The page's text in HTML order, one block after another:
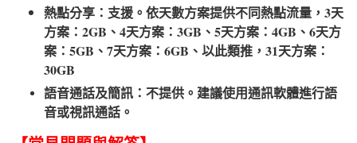
熱點分享：支援。依天數方案提供不同熱點流量，3天
方案：2GB、4天方案：3GB、5天方案：4GB、6天方
案：5GB、7天方案：6GB、以此類推，31天方案：
30GB
語音通話及簡訊：不提供。建議使用通訊軟體進行語
音或視訊通話。